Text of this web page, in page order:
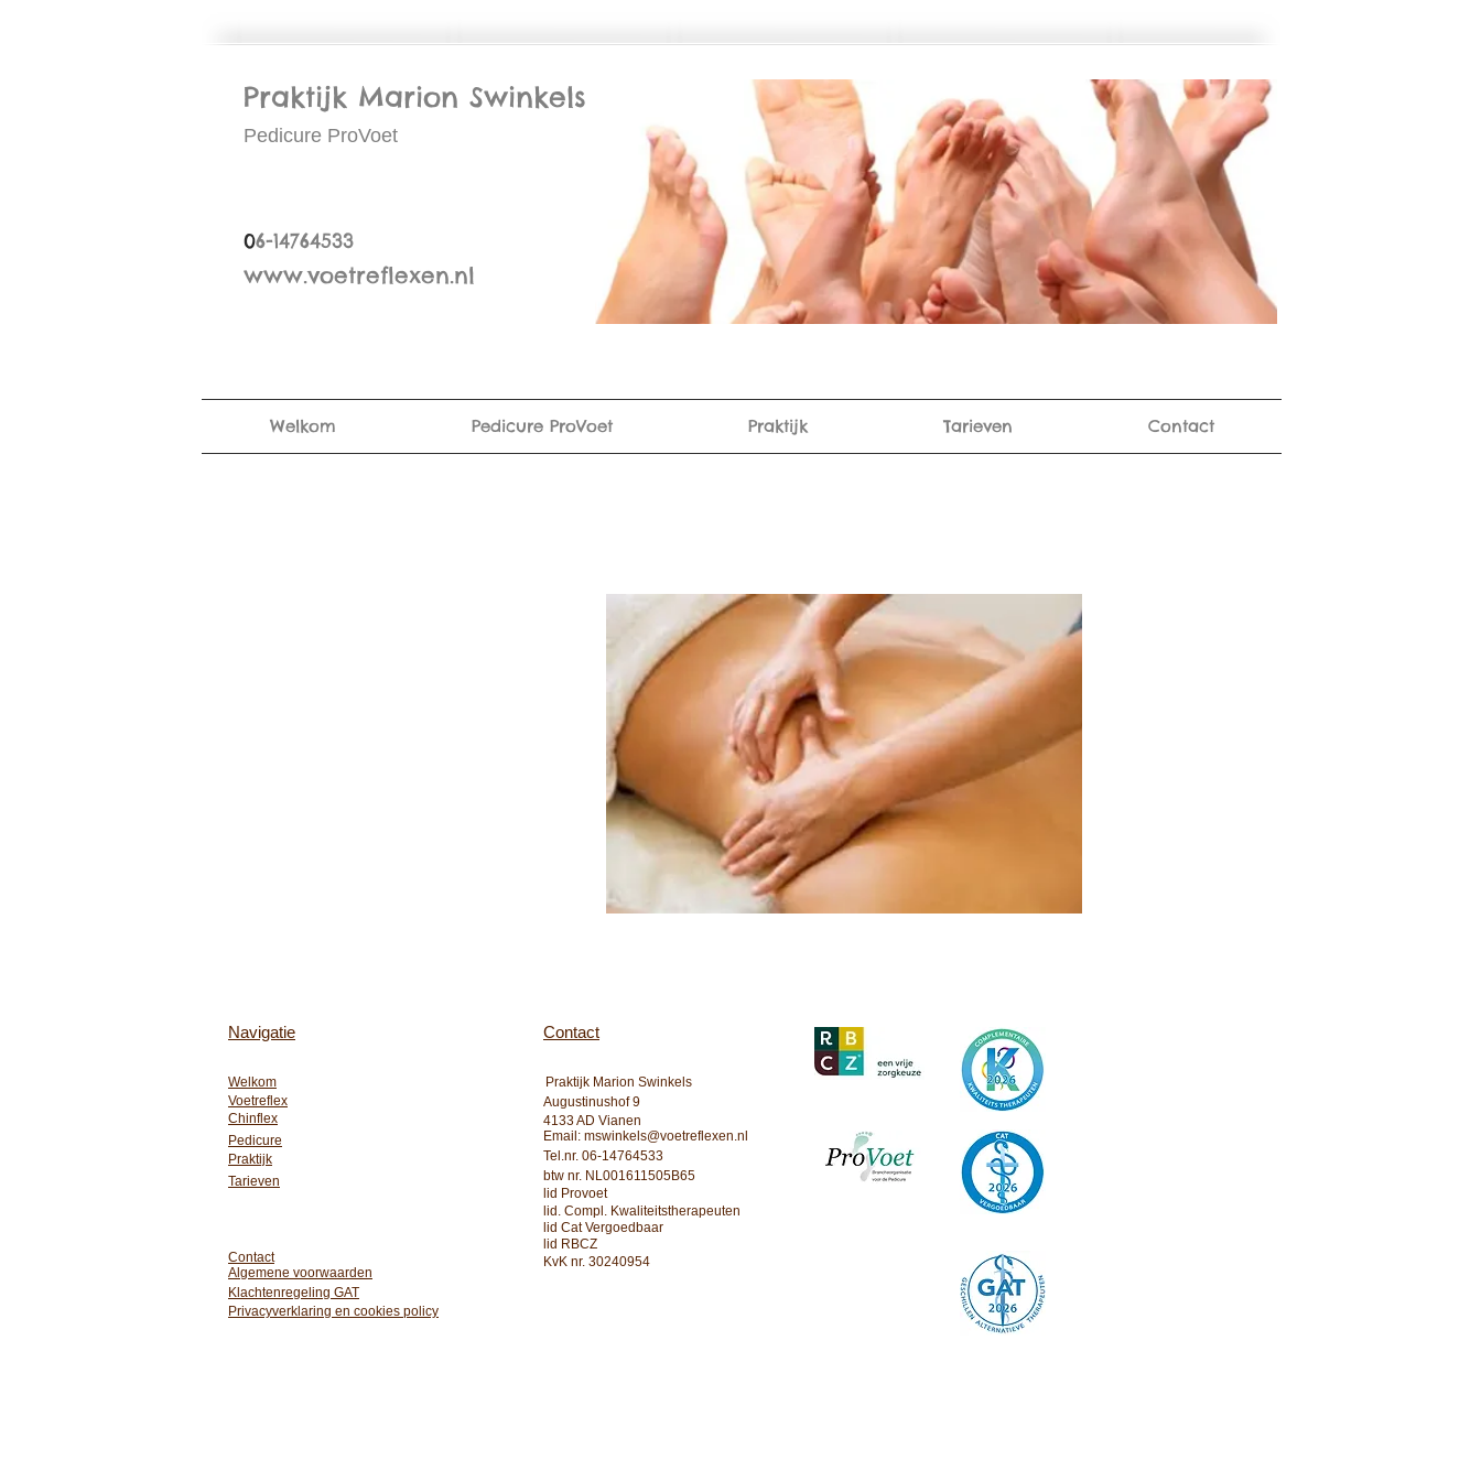
Praktijk Marion Swinkels
Pedicure ProVoet
06-14764533
www.voetreflexen.nl
Welkom Pedicure ProVoet Praktijk Tarieven Contact
Navigatie Contact
Welkom
Voetreflex
Chinflex
Pedicure
Praktijk Marion Swinkels
Augustinushof 9
4133 AD Vianen
Email: mswinkels@voetreflexen.nl
Tel.nr. 06-14764533
Praktijk
Tarieven
btw nr. NL001611505B65
lid. Compl. Kwaliteitstherapeuten
Contact
lid Cat Vergoedbaar
lid RBCZ
KvK nr. 30240954
Algemene voorwaarden
lid Provoet
Klachtenregeling GAT
Privacyverklaring en cookies policy